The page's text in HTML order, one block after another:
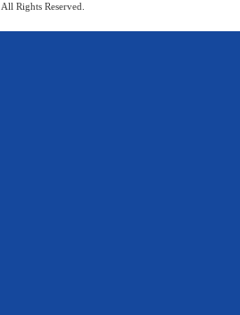
. All Rights Reserved.